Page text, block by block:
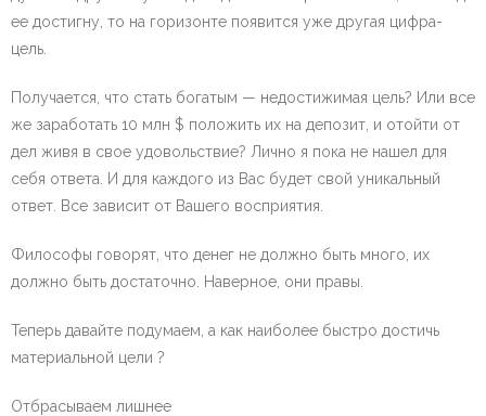
ее достигну, то на горизонте появится уже другая цифра-
цель.
Получается, что стать богатым — недостижимая цель? Или все
же заработать 10 млн $ положить их на депозит, и отойти от
дел живя в свое удовольствие? Лично я пока не нашел для
себя ответа. И для каждого из Вас будет свой уникальный
ответ. Все зависит от Вашего восприятия.
Философы говорят, что денег не должно быть много, их
должно быть достаточно. Наверное, они правы.
Теперь давайте подумаем, а как наиболее быстро достичь
материальной цели ?
Отбрасываем лишнее